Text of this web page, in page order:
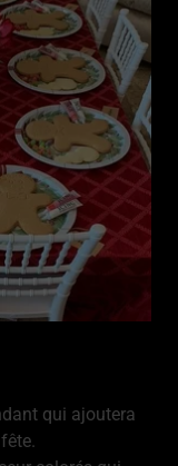
qui ajoutera